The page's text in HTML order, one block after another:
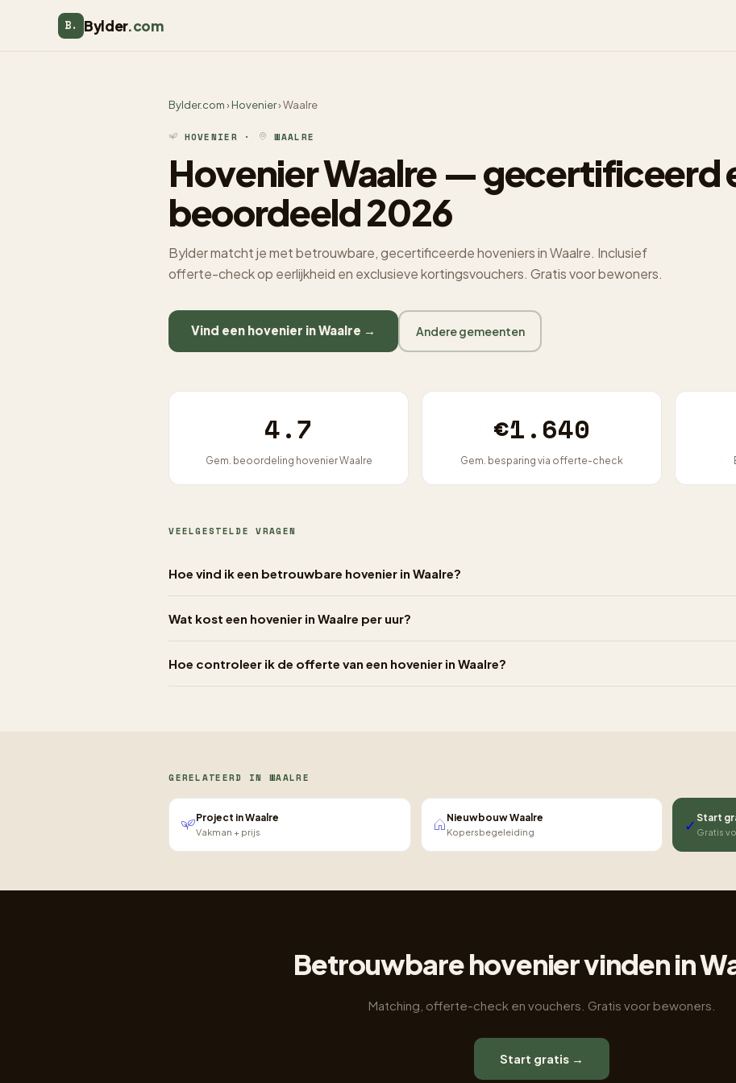
B. Bylder.com
Bylder.com›Hovenier› Waalre
HOVENIER · WAALRE
Hovenier Waalre — gecertificeerd
beoordeeld 2026
Bylder matcht je met betrouwbare, gecertificeerde hoveniers in Waalre. Inclusief
offerte-check op eerlijkheid en exclusieve kortingsvouchers. Gratis voor bewoners.
Vind een hovenier in Waalre → Andere gemeenten
4.7
Gem. beoordeling hovenier Waalre
€1.640
Gem. besparing via offerte-check
VEELGESTELDE VRAGEN
Hoe vind ik een betrouwbare hovenier in Waalre?
Wat kost een hovenier in Waalre per uur?
Hoe controleer ik de offerte van een hovenier in Waalre?
GERELATEERD IN WAALRE
Project in Waalre
Vakman + prijs
Nieuwbouw Waalre
Kopersbegeleiding ✓Start
Gratis
Betrouwbare hovenier vinden in
Matching, offerte-check en vouchers. Gratis voor bewoners.
Start gratis →